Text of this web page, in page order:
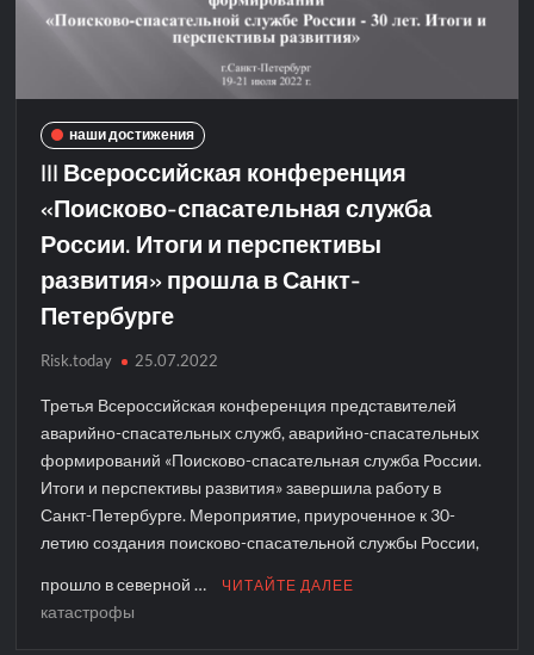
наши достижения
III Всероссийская конференция
«Поисково-спасательная служба
России. Итоги и перспективы
развития» прошла в Санкт-
Петербурге
Risk.today 25.07.2022
Третья Всероссийская конференция представителей
аварийно-спасательных служб, аварийно-спасательных
формирований «Поисково-спасательная служба России.
Итоги и перспективы развития» завершила работу в
Санкт-Петербурге. Мероприятие, приуроченное к 30-
летию создания поисково-спасательной службы России,
прошло в северной … ЧИТАЙТЕ ДАЛЕЕ
катастрофы